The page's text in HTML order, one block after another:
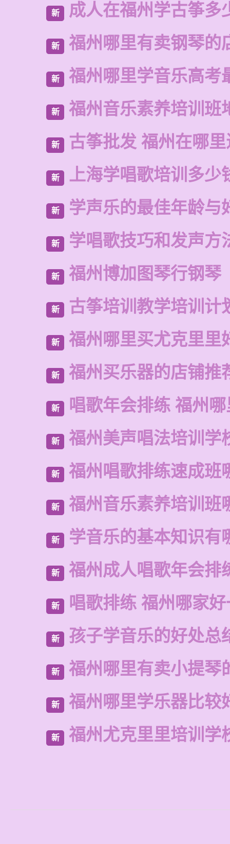
新 成人在福州学古筝多
新 福州哪里有卖钢琴的
新 福州哪里学音乐高考
新 福州音乐素养培训班
新 古筝批发 福州在哪
新 上海学唱歌培训多少
新 学声乐的最佳年龄与
新 学唱歌技巧和发声方
新 福州博加图琴行钢琴
新 古筝培训教学培训计
新 福州哪里买尤克里里
新 福州买乐器的店铺推
新 唱歌年会排练 福州
新 福州美声唱法培训学
新 福州唱歌排练速成班
新 福州音乐素养培训班
新 学音乐的基本知识有
新 福州成人唱歌年会排
新 唱歌排练 福州哪家
新 孩子学音乐的好处总
新 福州哪里有卖小提琴
新 福州哪里学乐器比较
新 福州尤克里里培训学